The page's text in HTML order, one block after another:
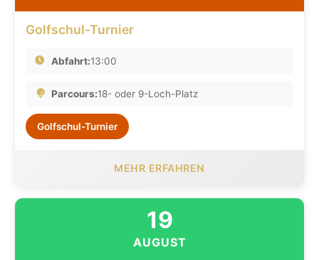
Golfschul-Turnier
Abfahrt:13:00
Parcours:18- oder 9-Loch-Platz
Golfschul-Turnier
MEHR ERFAHREN
19
AUGUST